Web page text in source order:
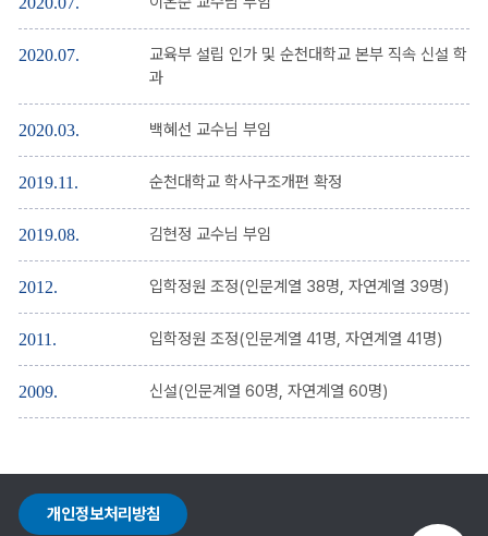
2020.07.
교육부 설립 인가 및 순천대학교 본부 직속 신설 학
과
2020.03. 백혜선 교수님 부임
2019.11. 순천대학교 학사구조개편 확정
2019.08. 김현정 교수님 부임
2012. 입학정원 조정(인문계열 38명, 자연계열 39명)
2011. 입학정원 조정(인문계열 41명, 자연계열 41명)
2009. 신설(인문계열 60명, 자연계열 60명)
개인정보처리방침